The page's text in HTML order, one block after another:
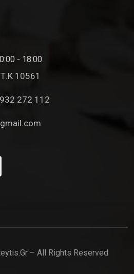
- 18:00
10561
272 112
– All Rights Reserved